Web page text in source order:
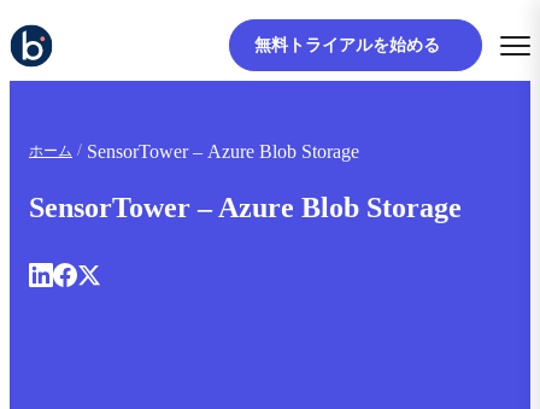
無料トライアルを始める
ホーム SensorTower – Azure Blob Storage
SensorTower – Azure Blob Storage